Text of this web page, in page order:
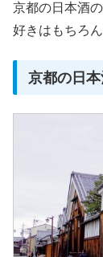
京都の日本酒
好きはもちろ
京都の日本